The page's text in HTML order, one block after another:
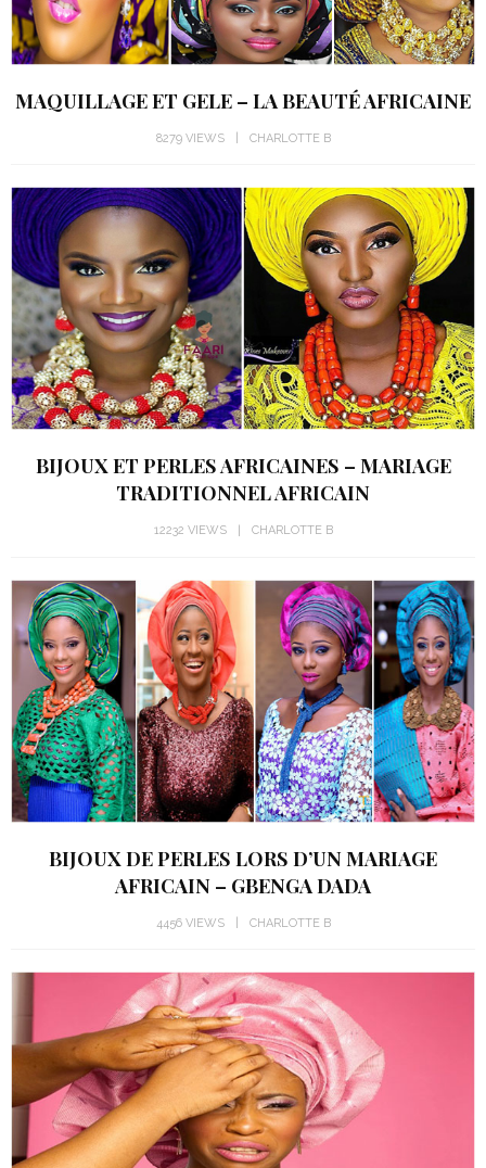
MAQUILLAGE ET GELE – LA BEAUTÉ AFRICAINE
8279 VIEWS CHARLOTTE B
BIJOUX ET PERLES AFRICAINES – MARIAGE
TRADITIONNEL AFRICAIN
12232 VIEWS CHARLOTTE B
BIJOUX DE PERLES LORS D’UN MARIAGE
AFRICAIN – GBENGA DADA
4456 VIEWS CHARLOTTE B